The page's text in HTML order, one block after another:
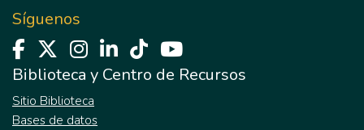
Síguenos
Biblioteca y Centro de Recursos
Sitio Biblioteca
Bases de datos